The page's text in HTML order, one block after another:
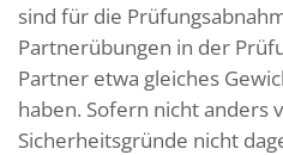
sind für die
Partnerübungen in der
Partner etwa gleiches
haben. Sofern nicht anders
Sicherheitsgründe nicht